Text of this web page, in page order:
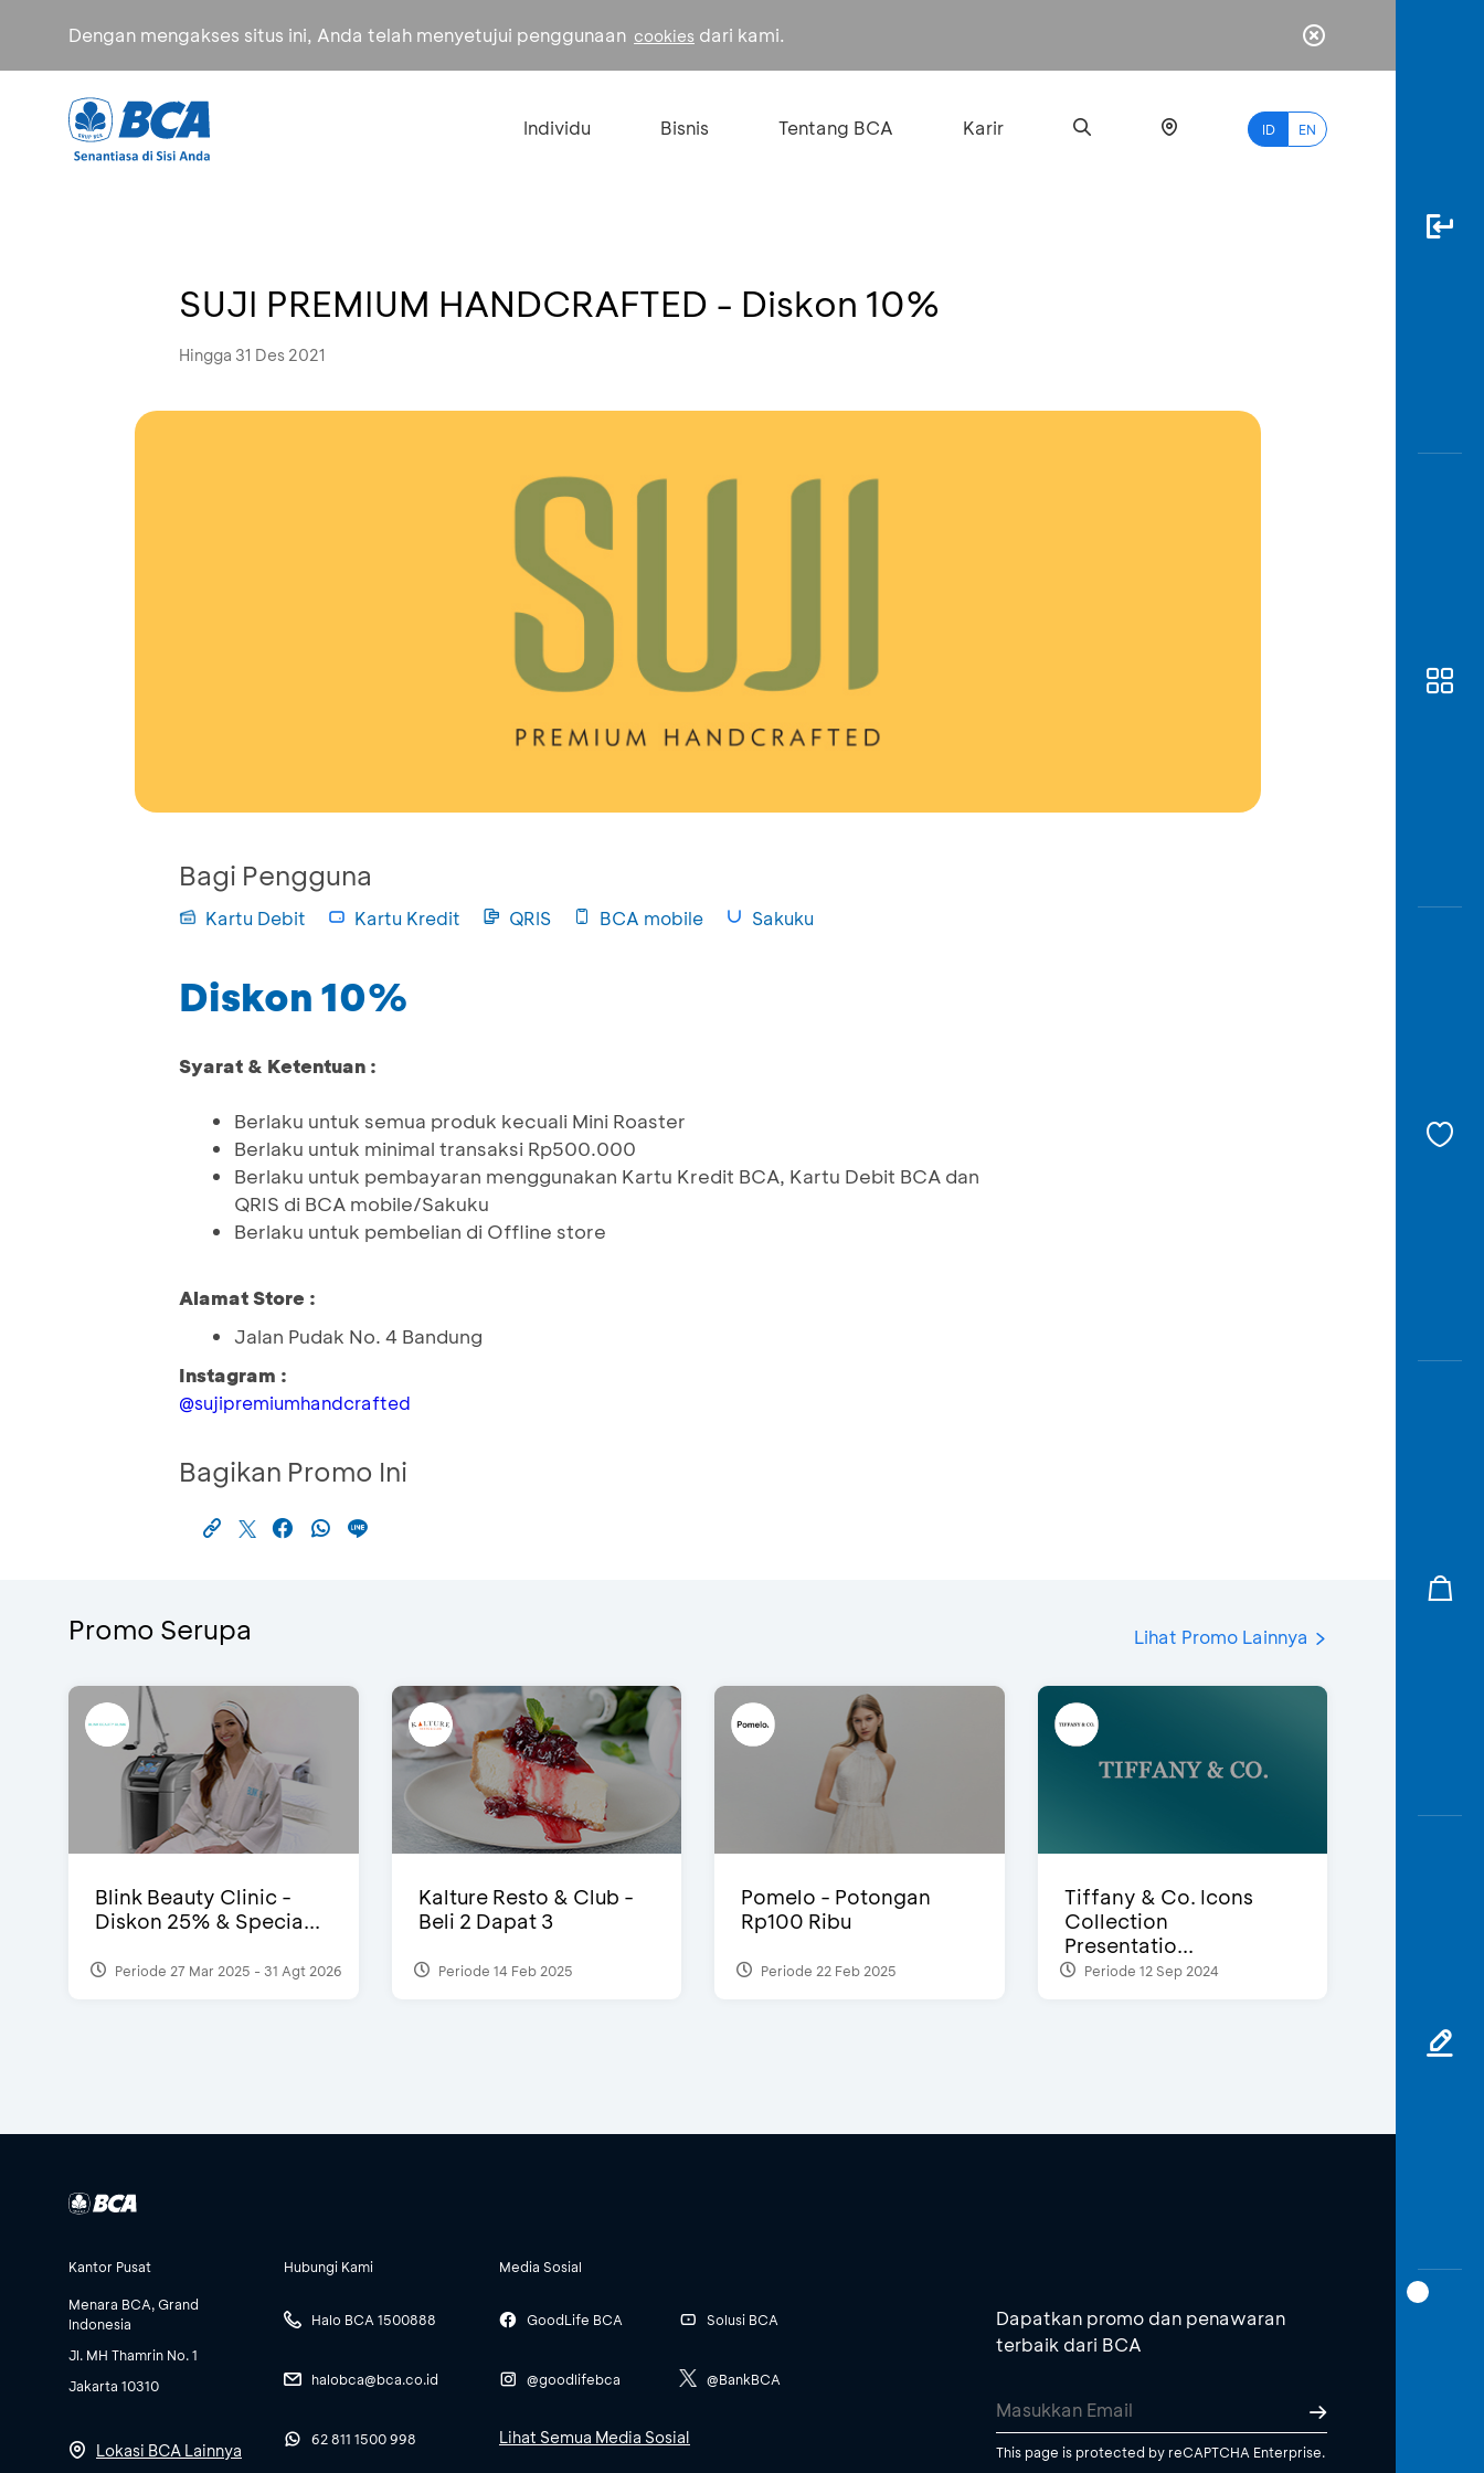
Dengan mengakses situs ini, Anda telah menyetujui penggunaan cookies dari kami.
Individu Bisnis Tentang BCA Karir ID EN
SUJI PREMIUM HANDCRAFTED - Diskon 10%
Hingga 31 Des 2021
Bagi Pengguna
Kartu Debit Kartu Kredit QRIS BCA mobile Sakuku
Diskon 10%
Syarat & Ketentuan :
Berlaku untuk semua produk kecuali Mini Roaster
Berlaku untuk minimal transaksi Rp500.000
Berlaku untuk pembayaran menggunakan Kartu Kredit BCA, Kartu Debit BCA dan
QRIS di BCA mobile/Sakuku
Berlaku untuk pembelian di Offline store
Alamat Store :
Jalan Pudak No. 4 Bandung
Instagram :
@sujipremiumhandcrafted
Bagikan Promo Ini
Promo Serupa Lihat Promo Lainnya
Blink Beauty Clinic -
Diskon 25% & Specia...
Periode 27 Mar 2025 - 31 Agt 2026
Kalture Resto & Club -
Beli 2 Dapat 3
Periode 14 Feb 2025
Pomelo - Potongan
Rp100 Ribu
Periode 22 Feb 2025
Tiffany & Co. Icons
Collection
Presentatio...
Periode 12 Sep 2024
Kantor Pusat
Menara BCA, Grand
Indonesia
Jl. MH Thamrin No. 1
Jakarta 10310
Lokasi BCA Lainnya
Hubungi Kami
Halo BCA 1500888
halobca@bca.co.id
62 811 1500 998
Media Sosial
GoodLife BCA
@goodlifebca
Solusi BCA
@BankBCA
Lihat Semua Media Sosial
Dapatkan promo dan penawaran
terbaik dari BCA
This page is protected by reCAPTCHA Enterprise.